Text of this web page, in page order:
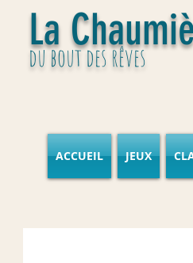
La
du bout des rêves
ACCUEIL JEUX